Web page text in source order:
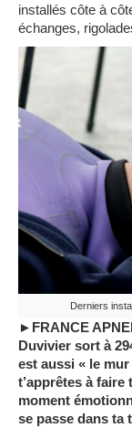
installés côte à
échanges,
Derniers
►FRANCE
Duvivier sort à
est aussi « le
t’apprêtes à
moment
se passe dans ta